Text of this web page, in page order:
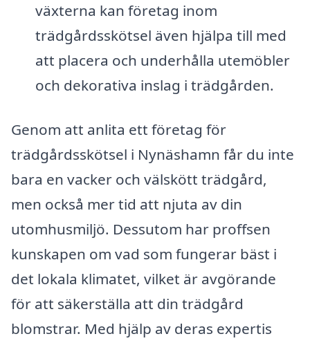
växterna kan företag inom
trädgårdsskötsel även hjälpa till med
att placera och underhålla utemöbler
och dekorativa inslag i trädgården.
Genom att anlita ett företag för
trädgårdsskötsel i Nynäshamn får du inte
bara en vacker och välskött trädgård,
men också mer tid att njuta av din
utomhusmiljö. Dessutom har proffsen
kunskapen om vad som fungerar bäst i
det lokala klimatet, vilket är avgörande
för att säkerställa att din trädgård
blomstrar. Med hjälp av deras expertis